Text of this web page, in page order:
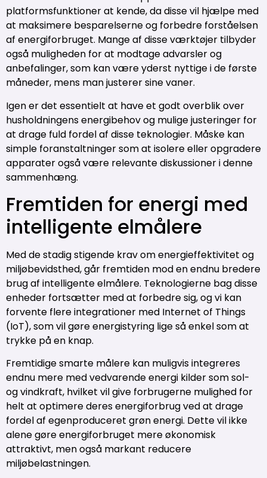
platformsfunktioner at kende, da disse vil hjælpe med
at maksimere besparelserne og forbedre forståelsen
af energiforbruget. Mange af disse værktøjer tilbyder
også muligheden for at modtage advarsler og
anbefalinger, som kan være yderst nyttige i de første
måneder, mens man justerer sine vaner.
Igen er det essentielt at have et godt overblik over
husholdningens energibehov og mulige justeringer for
at drage fuld fordel af disse teknologier. Måske kan
simple foranstaltninger som at isolere eller opgradere
apparater også være relevante diskussioner i denne
sammenhæng.
Fremtiden for energi med
intelligente elmålere
Med de stadig stigende krav om energieffektivitet og
miljøbevidsthed, går fremtiden mod en endnu bredere
brug af intelligente elmålere. Teknologierne bag disse
enheder fortsætter med at forbedre sig, og vi kan
forvente flere integrationer med Internet of Things
(IoT), som vil gøre energistyring lige så enkel som at
trykke på en knap.
Fremtidige smarte målere kan muligvis integreres
endnu mere med vedvarende energi kilder som sol-
og vindkraft, hvilket vil give forbrugerne mulighed for
helt at optimere deres energiforbrug ved at drage
fordel af egenproduceret grøn energi. Dette vil ikke
alene gøre energiforbruget mere økonomisk
attraktivt, men også markant reducere
miljøbelastningen.